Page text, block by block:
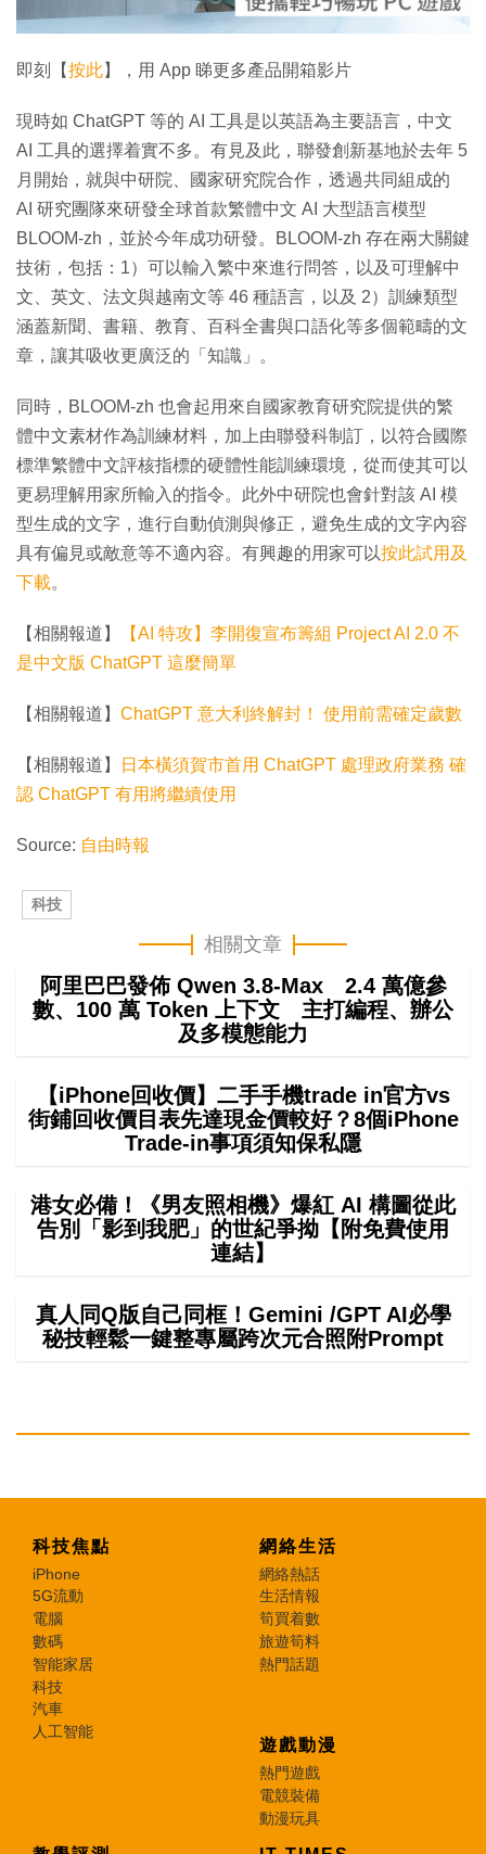
影
片
即刻【按此】，用 App 睇更多產品開箱影片
現時如 ChatGPT 等的 AI 工具是以英語為主要語言，中文
AI 工具的選擇着實不多。有見及此，聯發創新基地於去年 5
月開始，就與中研院、國家研究院合作，透過共同組成的
AI 研究團隊來研發全球首款繁體中文 AI 大型語言模型
BLOOM-zh，並於今年成功研發。BLOOM-zh 存在兩大關鍵
技術，包括：1）可以輸入繁中來進行問答，以及可理解中
文、英文、法文與越南文等 46 種語言，以及 2）訓練類型
涵蓋新聞、書籍、教育、百科全書與口語化等多個範疇的文
章，讓其吸收更廣泛的「知識」。
同時，BLOOM-zh 也會起用來自國家教育研究院提供的繁
體中文素材作為訓練材料，加上由聯發科制訂，以符合國際
標準繁體中文評核指標的硬體性能訓練環境，從而使其可以
更易理解用家所輸入的指令。此外中研院也會針對該 AI 模
型生成的文字，進行自動偵測與修正，避免生成的文字內容
具有偏見或敵意等不適內容。有興趣的用家可以按此試用及
下載。
【相關報道】
【AI 特攻】李開復宣布籌組 Project AI 2.0 不
是中文版 ChatGPT 這麼簡單
【相關報道】 ChatGPT 意大利終解封！ 使用前需確定歲數
【相關報道】
日本橫須賀市首用 ChatGPT 處理政府業務 確
認 ChatGPT 有用將繼續使用
Source: 自由時報
科技
相關文章
阿里巴巴發佈 Qwen 3.8-Max 2.4 萬億參
數、100 萬 Token 上下文 主打編程、辦公
及多模態能力
【iPhone回收價】二手手機trade in官方vs
街鋪回收價目表先達現金價較好？8個iPhone
Trade-in事項須知保私隱
港女必備！《男友照相機》爆紅 AI 構圖從此
告別「影到我肥」的世紀爭拗【附免費使用
連結】
真人同Q版自己同框！Gemini /GPT AI必學
秘技輕鬆一鍵整專屬跨次元合照附Prompt
科技焦點
iPhone
5G流動
電腦
數碼
智能家居
科技
汽車
人工智能
網絡生活
網絡熱話
生活情報
筍買着數
旅遊筍料
熱門話題
遊戲動漫
熱門遊戲
電競裝備
動漫玩具